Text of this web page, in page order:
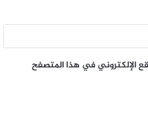
الإلكتروني في هذا المتصفح